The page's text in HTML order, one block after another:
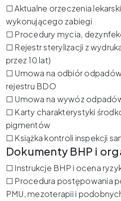
☐ Aktualne orzeczenia
wykonującego zabiegi
☐ Procedury mycia,
☐ Rejestr sterylizacji z
przez 10 lat)
☐ Umowa na odbiór
rejestru BDO
☐ Umowa na wywóz
☐ Karty charakterystyki
pigmentów
☐ Książka kontroli inspekcji
Dokumenty BHP i
☐ Instrukcje BHP i ocena
☐ Procedura postępowania
PMU, mezoterapii i